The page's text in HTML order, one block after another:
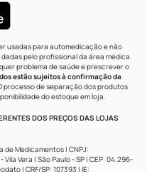
usadas para automedicação e não
pelo profissional da área médica.
problema de saúde e prescrever o
estão sujeitos à confirmação da
processo de separação dos produtos
do estoque em loja.
DOS PREÇOS DAS LOJAS
de Medicamentos | CNPJ:
Vera | São Paulo - SP | CEP: 04.296-
| CRF/SP: 107393 | IE: